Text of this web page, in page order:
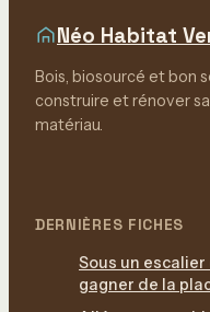
Néo Habitat
Bois, biosourcé et bon
construire et rénover
matériau.
DERNIÈRES FICHES
Sous un
gagner de la